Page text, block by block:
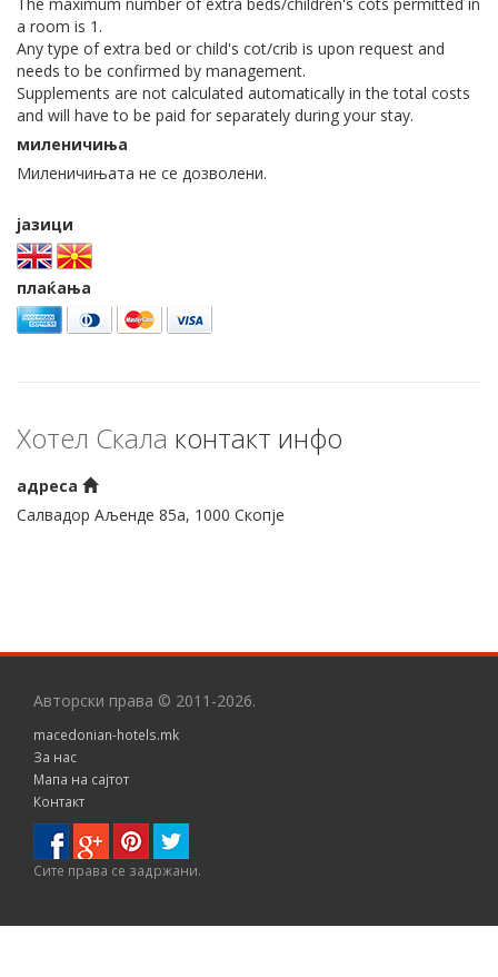
a room is 1.
Any type of extra bed or child's cot/crib is upon request and
needs to be confirmed by management.
Supplements are not calculated automatically in the total costs
and will have to be paid for separately during your stay.
миленичиња
Миленичињата не се дозволени.
јазици
плаќања
Хотел Скала контакт инфо
адреса
Салвадор Аљенде 85а, 1000 Скопје
Авторски права © 2011-2026.
macedonian-hotels.mk
За нас
Мапа на сајтот
Контакт
Сите правa се задржани.